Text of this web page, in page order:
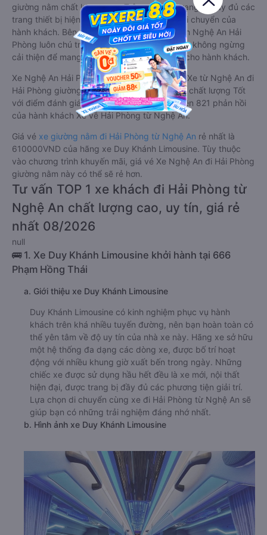
giường nằm chất lượng cao. Trên xe được trang bị đầy đủ các
trang thiết bị hiện đại phục vụ cho nhu cầu di chuyển của
hành khách. Bên cạnh đó, các hãng xe khách Nghệ An Hải
Phòng luôn chú trọng đến chất lượng dịch vụ, không ngừng
cải thiện để mang đến trải nghiệm hoàn hảo cho hành khách.
Xe Nghệ An Hải Phòng giường nằm tốt nhất: Xe từ Nghệ An đi
Hải Phòng giường nằm được đánh giá chung chất lượng Tốt
với điểm đánh giá trung bình từ 4.0/5 dựa trên 821 phản hồi
của hành khách Xe về Hải Phòng từ Nghệ An.
Giá vé xe giường nằm đi Hải Phòng từ Nghệ An rẻ nhất là
610000VND của hãng xe Duy Khánh Limousine. Tùy thuộc
vào chương trình khuyến mãi, giá vé Xe Nghệ An đi Hải Phòng
giường nằm này có thể sẽ rẻ hơn.
Tư vấn TOP 1 xe khách đi Hải Phòng từ
Nghệ An chất lượng cao, uy tín, giá rẻ
nhất 08/2026
null
🚌 1. Xe Duy Khánh Limousine khởi hành tại 666
Phạm Hồng Thái
a. Giới thiệu xe Duy Khánh Limousine
Duy Khánh Limousine có kinh nghiệm phục vụ hành
khách trên khá nhiều tuyến đường, nên bạn hoàn toàn có
thể yên tâm về độ uy tín của nhà xe này. Hãng xe sở hữu
một hệ thống đa dạng các dòng xe, được bố trí hoạt
động với nhiều khung giờ xuất bến trong ngày. Những
chiếc xe được sử dụng hầu hết đều là xe mới, nội thất
hiện đại, được trang bị đầy đủ các phương tiện giải trí.
Lựa chọn di chuyển cùng xe đi Hải Phòng từ Nghệ An sẽ
giúp bạn có những trải nghiệm đáng nhớ nhất.
b. Hình ảnh xe Duy Khánh Limousine